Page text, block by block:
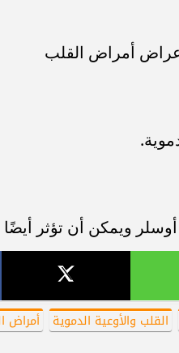
أعراض أمراض القلب
ويمكن أن تؤثر أيضًا
القلب والأوعية الدموية
أمراض